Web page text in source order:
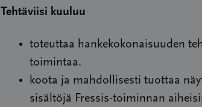
Tehtäviisi kuuluu
toteuttaa hankekokonaisuuden
toimintaa.
koota ja mahdollisesti tuottaa
sisältöjä Fressis-toiminnan